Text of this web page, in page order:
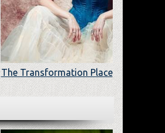
The Transformation Place